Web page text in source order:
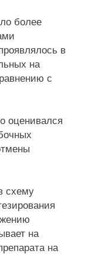
более
в
на
с
оценивался
схему
на
на